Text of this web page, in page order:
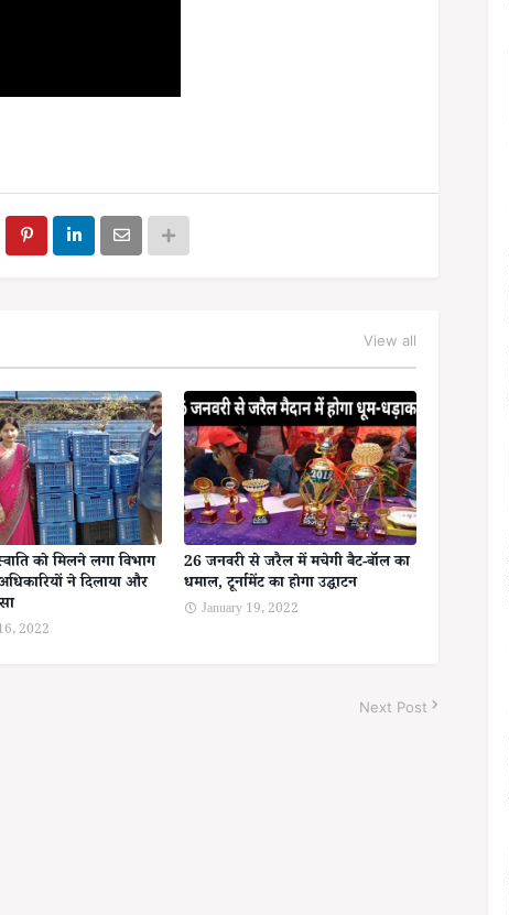
View all
को मिलने लगा विभाग
ने दिलाया और
2022
26 जनवरी से जरैल में मचेगी बैट-बॉल का
धमाल, टूर्नामेंट का होगा उद्घाटन
January 19, 2022
Next Post